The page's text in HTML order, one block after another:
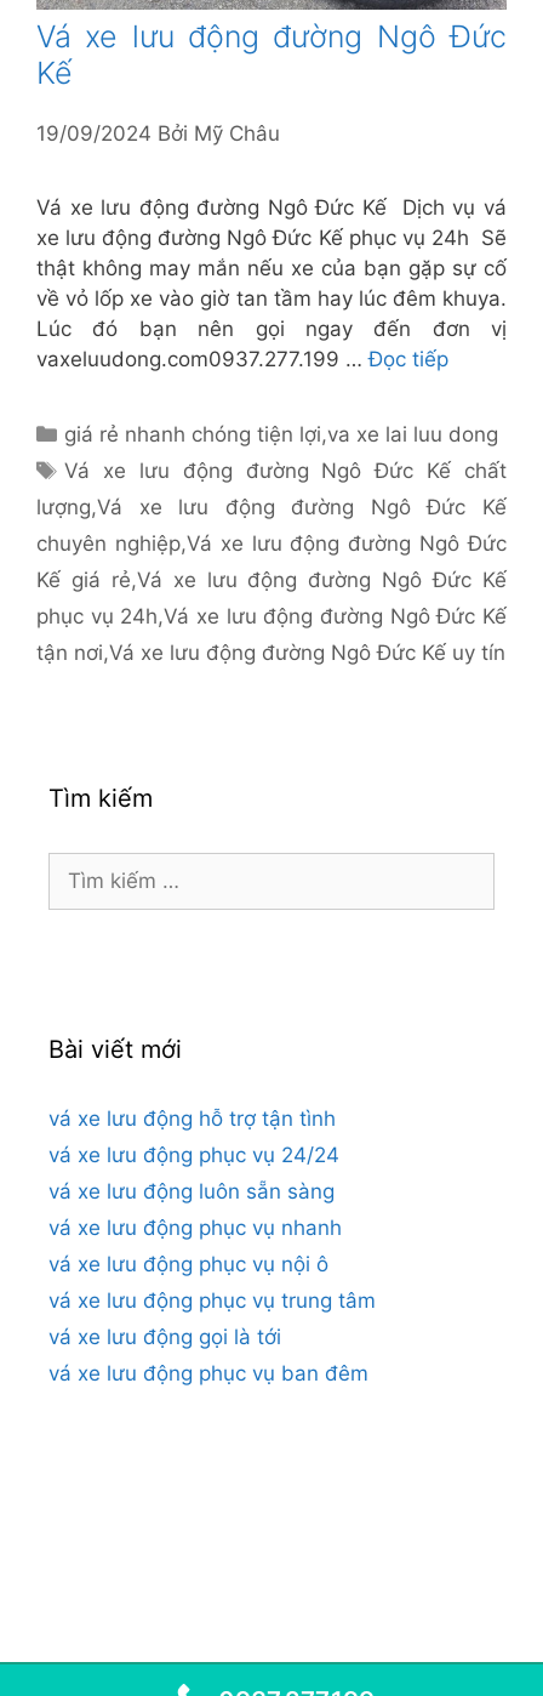
Vá xe lưu động đường Ngô Đức
Kế
19/09/2024 Bởi Mỹ Châu
Vá xe lưu động đường Ngô Đức Kế Dịch vụ vá
xe lưu động đường Ngô Đức Kế phục vụ 24h Sẽ
thật không may mắn nếu xe của bạn gặp sự cố
về vỏ lốp xe vào giờ tan tầm hay lúc đêm khuya.
Lúc đó bạn nên gọi ngay đến đơn vị
vaxeluudong.com0937.277.199 …Đọc tiếp
Danh
mục
giá rẻ nhanh chóng tiện lợi,va xe lai luu dong
Thẻ
Vá xe lưu động đường Ngô Đức Kế chất
lượng,Vá xe lưu động đường Ngô Đức Kế
chuyên nghiệp,Vá xe lưu động đường Ngô Đức
Kế giá rẻ,Vá xe lưu động đường Ngô Đức Kế
phục vụ 24h,Vá xe lưu động đường Ngô Đức Kế
tận nơi,Vá xe lưu động đường Ngô Đức Kế uy tín
Tìm kiếm
Tìm
kiếm
Bài viết mới
vá xe lưu động hỗ trợ tận tình
vá xe lưu động phục vụ 24/24
vá xe lưu động luôn sẵn sàng
vá xe lưu động phục vụ nhanh
vá xe lưu động phục vụ nội ô
vá xe lưu động phục vụ trung tâm
vá xe lưu động gọi là tới
vá xe lưu động phục vụ ban đêm